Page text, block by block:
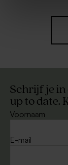
Schrijf je in
up to date.
Voornaam
E-mail